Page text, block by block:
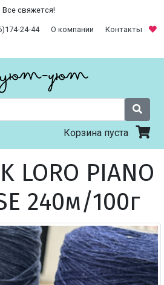
Все свяжется!
24-44 О компании
Контакты
Корзина пуста
LORO PIANO
240м/100г